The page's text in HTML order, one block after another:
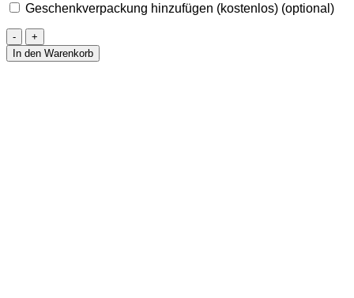
Geschenkverpackung hinzufügen (kostenlos) (optional)
Halskette
mit
weisser
In den Warenkorb